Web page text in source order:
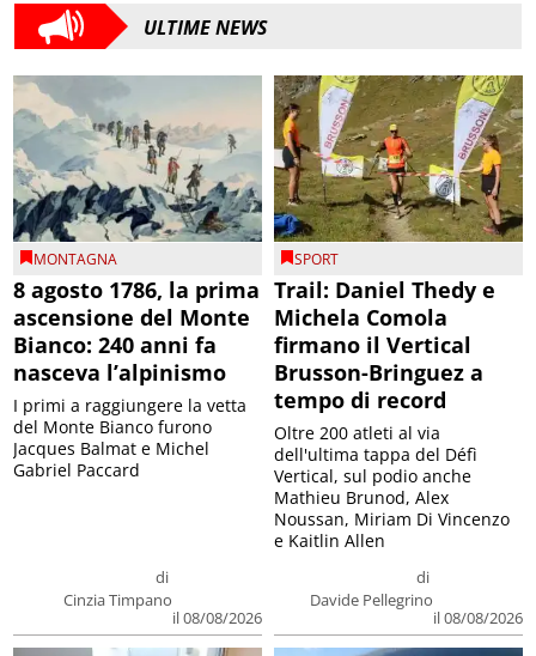
ULTIME NEWS
MONTAGNA
8 agosto 1786, la prima
ascensione del Monte
Bianco: 240 anni fa
nasceva l’alpinismo
di
Cinzia Timpano
il 08/08/2026
I primi a raggiungere la vetta
del Monte Bianco furono
Jacques Balmat e Michel
Gabriel Paccard
SPORT
Trail: Daniel Thedy e
Michela Comola
firmano il Vertical
Brusson-Bringuez a
tempo di record
di
Davide Pellegrino
il 08/08/2026
Oltre 200 atleti al via
dell'ultima tappa del Défì
Vertical, sul podio anche
Mathieu Brunod, Alex
Noussan, Miriam Di Vincenzo
e Kaitlin Allen